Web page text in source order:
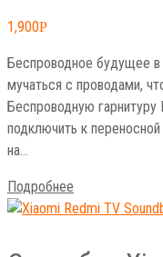
1,900Р
Беспроводное будущее
мучаться с проводами,
Беспроводную
подключить к
на…
Подробнее